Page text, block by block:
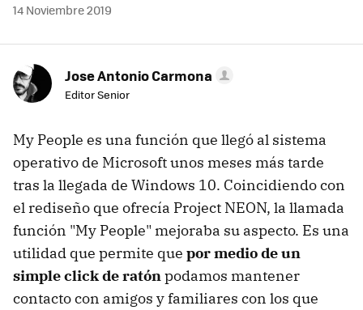
14 Noviembre 2019
Jose Antonio Carmona
Editor Senior
My People es una función que llegó al sistema
operativo de Microsoft unos meses más tarde
tras la llegada de Windows 10. Coincidiendo con
el rediseño que ofrecía Project NEON, la llamada
función "My People" mejoraba su aspecto. Es una
utilidad que permite que por medio de un
simple click de ratónpodamos mantener
contacto con amigos y familiares con los que